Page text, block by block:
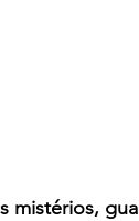
mistérios,